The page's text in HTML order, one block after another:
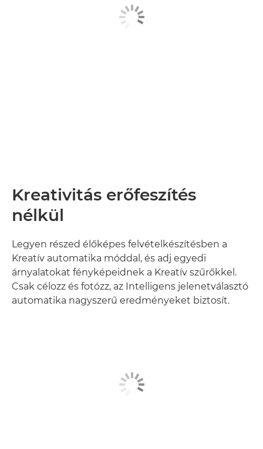
Kreativitás erőfeszítés
nélkül
Legyen részed élőképes felvételkészítésben a
Kreatív automatika móddal, és adj egyedi
árnyalatokat fényképeidnek a Kreatív szűrőkkel.
Csak célozz és fotózz, az Intelligens jelenetválasztó
automatika nagyszerű eredményeket biztosít.